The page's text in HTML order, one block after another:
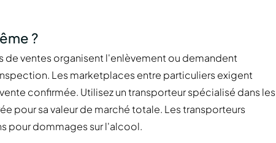
?
ventes organisent l'enlèvement ou demandent
Les marketplaces entre particuliers exigent
confirmée. Utilisez un transporteur spécialisé dans les
pour sa valeur de marché totale. Les transporteurs
pour dommages sur l'alcool.